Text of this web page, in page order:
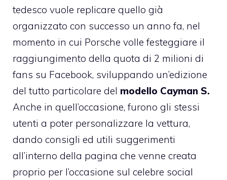
tedesco vuole replicare quello già
organizzato con successo un anno fa, nel
momento in cui Porsche volle festeggiare il
raggiungimento della quota di 2 milioni di
fans su Facebook, sviluppando un’edizione
del tutto particolare del modello Cayman S.
Anche in quell’occasione, furono gli stessi
utenti a poter personalizzare la vettura,
dando consigli ed utili suggerimenti
all’interno della pagina che venne creata
proprio per l’occasione sul celebre social